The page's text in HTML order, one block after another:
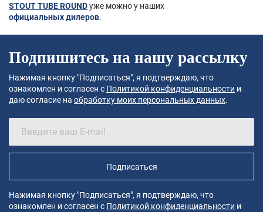
STOUT TUBE ROUNDуже можно у наших
официальных дилеров.
Подпишитесь на нашу рассылку
Нажимая кнопку "Подписаться", я подтверждаю, что
ознакомлен и согласен с Политикой конфиденциальности и
даю согласие на обработку моих персональных данных.
Подписаться
Нажимая кнопку "Подписаться", я подтверждаю, что
ознакомлен и согласен с Политикой конфиденциальности и